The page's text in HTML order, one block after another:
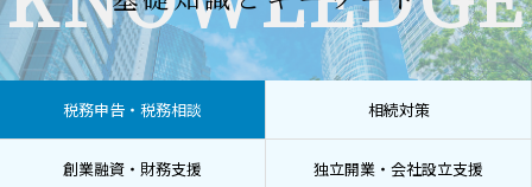
税務申告・税務相談 相続対策
創業融資・財務支援 独立開業・会社設立支援